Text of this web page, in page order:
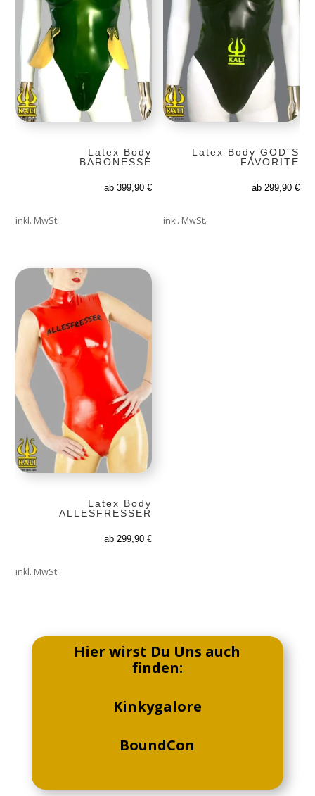
Latex Body
BARONESSE
ab 399,90 €
inkl. MwSt.
Latex Body GOD´S
FAVORITE
ab 299,90 €
inkl. MwSt.
Latex Body
ALLESFRESSER
ab 299,90 €
inkl. MwSt.
Hier wirst Du Uns auch
finden:
Kinkygalore
BoundCon